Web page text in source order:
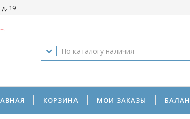
19
КОРЗИНА МОИ ЗАКАЗЫ